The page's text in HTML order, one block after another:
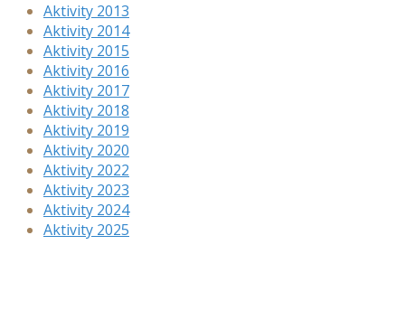
Aktivity 2013
Aktivity 2014
Aktivity 2015
Aktivity 2016
Aktivity 2017
Aktivity 2018
Aktivity 2019
Aktivity 2020
Aktivity 2022
Aktivity 2023
Aktivity 2024
Aktivity 2025